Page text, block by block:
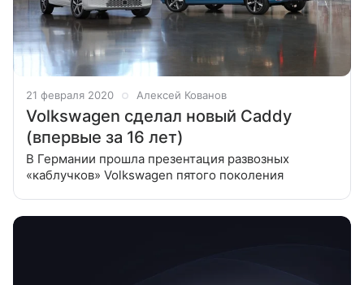
21 февраля 2020 Алексей Кованов
Volkswagen сделал новый Caddy
(впервые за 16 лет)
В Германии прошла презентация развозных
«каблучков» Volkswagen пятого поколения